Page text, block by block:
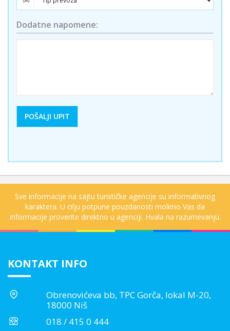
Dodatne napomene:
Sve informacije na sajtu turističke agencije su informativnog
karaktera. U cilju potpune pouzdanosti molimo Vas da
informacije proverite direktno u agenciji. Hvala na razumevanju.
KONTAKT INFO
Obrenovićeva bb, TPC Gorča, lokal M-20,
18000 Niš
018 / 415 0 444